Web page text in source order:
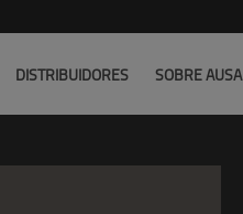
DISTRIBUIDORES SOBRE AUSA